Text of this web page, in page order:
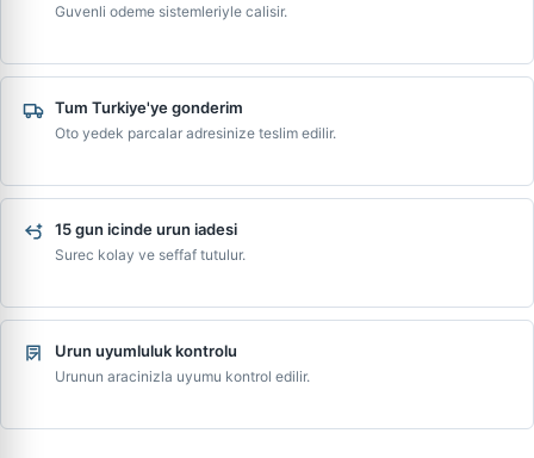
Guvenli odeme sistemleriyle calisir.
Tum Turkiye'ye gonderim
Oto yedek parcalar adresinize teslim edilir.
15 gun icinde urun iadesi
Surec kolay ve seffaf tutulur.
Urun uyumluluk kontrolu
Urunun aracinizla uyumu kontrol edilir.